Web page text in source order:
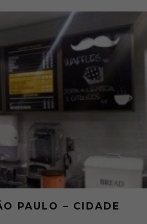
PAULO – CIDADE